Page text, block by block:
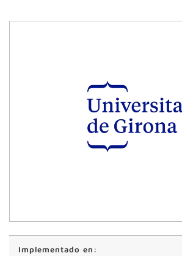
Implementado en: